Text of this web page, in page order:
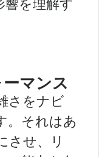
響を理解す
マンス
さをナビ
。それはあ
させ、リ